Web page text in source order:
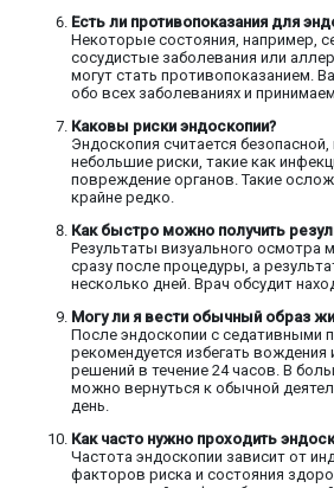
Есть ли противопоказания для
Некоторые состояния, например,
сосудистые заболевания или
могут стать противопоказанием.
обо всех заболеваниях и
Каковы риски эндоскопии?
Эндоскопия считается
небольшие риски, такие как
повреждение органов. Такие
крайне редко.
Как быстро можно получить
Результаты визуального осмотра
сразу после процедуры, а
несколько дней. Врач обсудит
Могу ли я вести обычный образ
После эндоскопии с седативными
рекомендуется избегать
решений в течение 24 часов. В
можно вернуться к обычной
день.
Как часто нужно проходить
Частота эндоскопии зависит от
факторов риска и состояния